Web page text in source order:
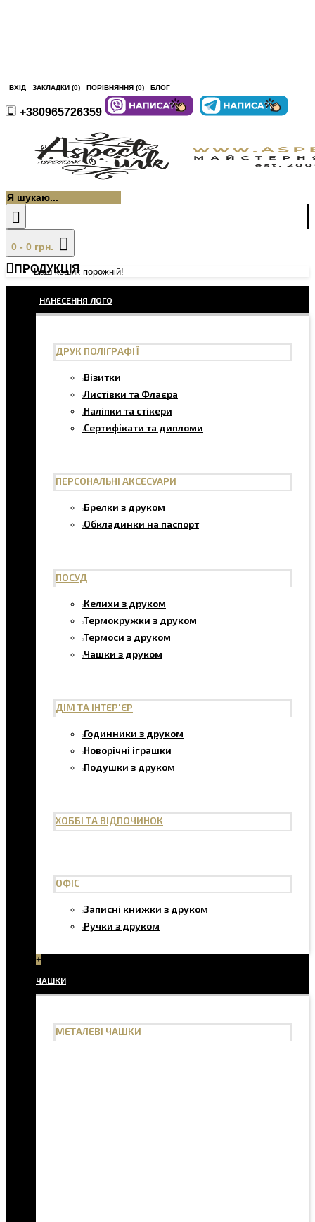
ВХІД ЗАКЛАДКИ (0) ПОРІВНЯННЯ (0) БЛОГ
+380965726359
0 - 0 грн.
Ваш кошик порожній!
ПРОДУКЦІЯ
НАНЕСЕННЯ ЛОГО
ДРУК ПОЛІГРАФІЇ
Візитки
Листівки та Флаєра
Наліпки та стікери
Сертифікати та дипломи
ПЕРСОНАЛЬНІ АКСЕСУАРИ
Брелки з друком
Обкладинки на паспорт
ПОСУД
Келихи з друком
Термокружки з друком
Термоси з друком
Чашки з друком
ДІМ ТА ІНТЕР'ЄР
Годинники з друком
Новорічні іграшки
Подушки з друком
ХОББІ ТА ВІДПОЧИНОК
ОФІС
Записні книжки з друком
Ручки з друком
+
ЧАШКИ
МЕТАЛЕВІ ЧАШКИ